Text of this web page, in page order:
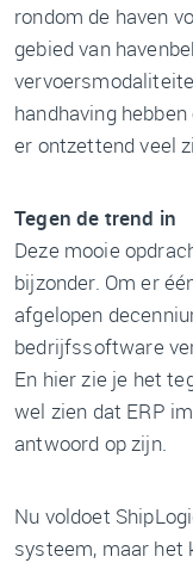
rondom de haven
gebied van
handhaving
er ontzettend veel
Tegen de trend in
Deze mooie
bijzonder. Om er
afgelopen
bedrijfssoftware
En hier zie je het
wel zien dat ERP
antwoord op zijn.
Nu voldoet
systeem, maar het